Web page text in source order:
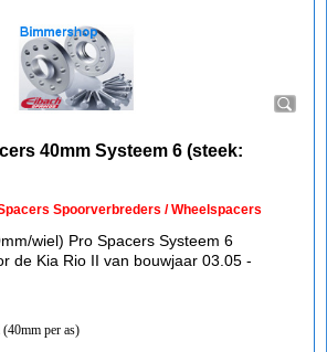
40mm Systeem 6 (steek:
Spoorverbreders / Wheelspacers
wiel) Pro Spacers Systeem 6
de Kia Rio II van bouwjaar 03.05 -
per as)